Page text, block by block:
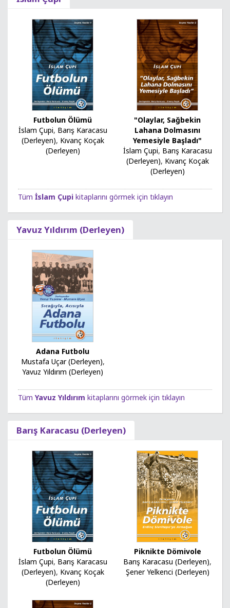
Futbolun Ölümü
İslam Çupi, Barış Karacasu
(Derleyen), Kıvanç Koçak
(Derleyen)
"Olaylar, Sağbekin
Lahana Dolmasını
Yemesiyle Başladı"
İslam Çupi, Barış Karacasu
(Derleyen), Kıvanç Koçak
(Derleyen)
Tüm İslam Çupi kitaplarını görmek için tıklayın
Yavuz Yıldırım (Derleyen)
Adana Futbolu
Mustafa Uçar (Derleyen),
Yavuz Yıldırım (Derleyen)
Tüm Yavuz Yıldırım kitaplarını görmek için tıklayın
Barış Karacasu (Derleyen)
Futbolun Ölümü
İslam Çupi, Barış Karacasu
(Derleyen), Kıvanç Koçak
(Derleyen)
Piknikte Dömivole
Barış Karacasu (Derleyen),
Şener Yelkenci (Derleyen)